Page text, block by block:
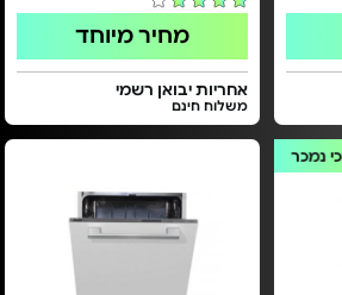
מחיר מיוחד
אחריות יבואן רשמי
משלוח חינם
נמכר